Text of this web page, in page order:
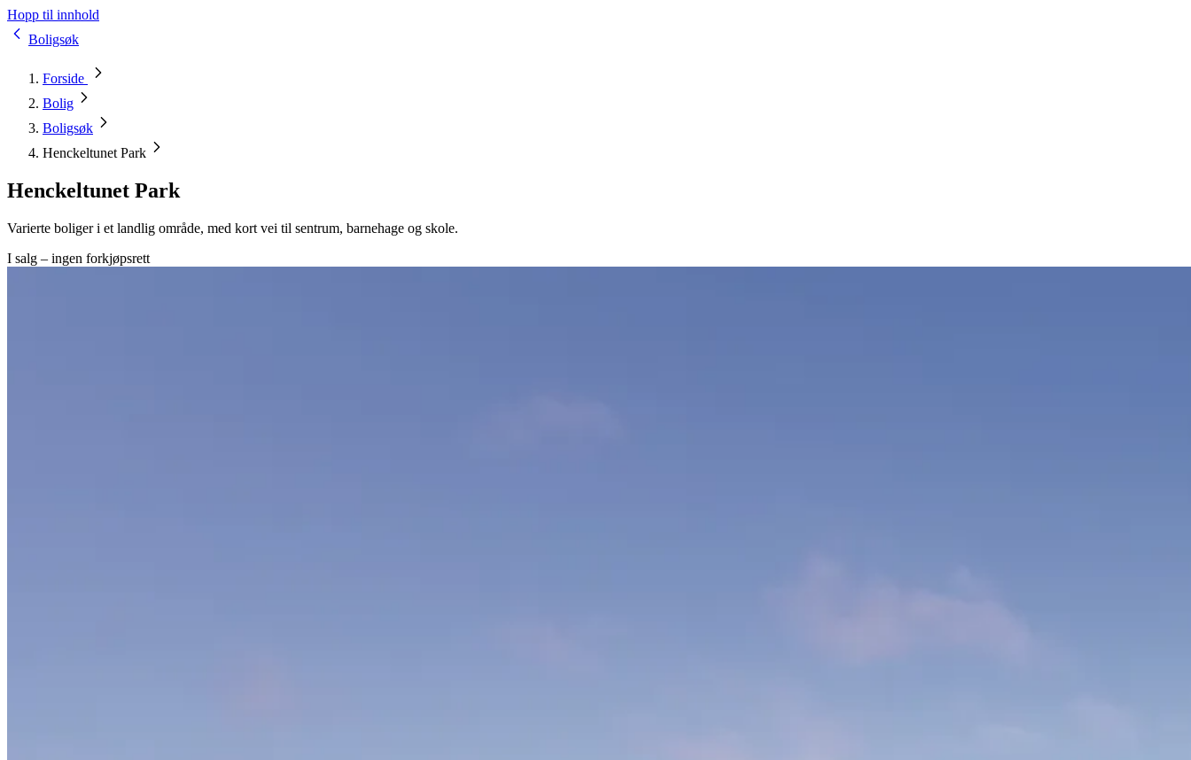
Hopp til innhold
Boligsøk
Forside
Bolig
Boligsøk
Henckeltunet Park
Henckeltunet Park
Varierte boliger i et landlig område, med kort vei til sentrum, barnehage og skole.
I salg – ingen forkjøpsrett